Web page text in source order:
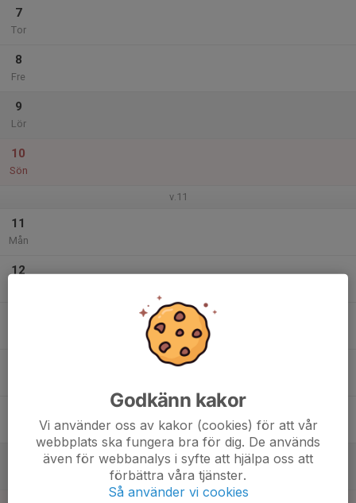
7
Tor
8
Fre
9
Lör
10
Sön
v.11
11
Mån
12
Godkänn kakor
Vi använder oss av kakor (cookies) för att vår
webbplats ska fungera bra för dig. De används
även för webbanalys i syfte att hjälpa oss att
förbättra våra tjänster.
Så använder vi cookies